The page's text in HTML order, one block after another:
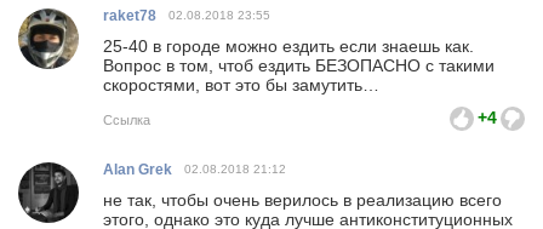
raket78 02.08.2018 23:55
25-40 в городе можно ездить если знаешь как.
Вопрос в том, чтоб ездить БЕЗОПАСНО с такими
скоростями, вот это бы замутить…
Ссылка +4
Alan Grek 02.08.2018 21:12
не так, чтобы очень верилось в реализацию всего
этого, однако это куда лучше антиконституционных